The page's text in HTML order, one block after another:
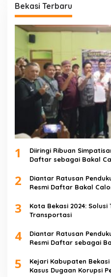
Bekasi Terbaru
1
Diiringi Ribuan
Daftar sebagai Bakal
2
Diantar Ratusan
Resmi Daftar Bakal
3
Kota Bekasi 2024:
Transportasi
4
Diantar Ratusan
Resmi Daftar sebagai
5
Kejari Kabupaten
Kasus Dugaan Korupsi